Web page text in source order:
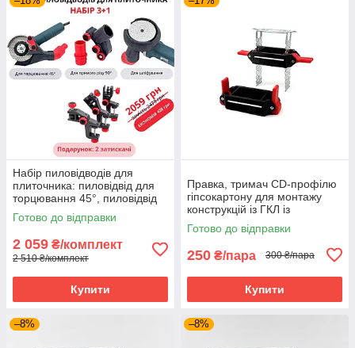
Набір пиловідводів для
плиточника: пиловідвід для
торцювання 45°, пиловідвід
для різу 90°, пиловідвід для
шліфування
Готово до відправки
2 059 ₴/комплект
2 510 ₴/комплект
Купити
Правка, тримач CD-профілю
гіпсокартону для монтажу
конструкцій із ГКЛ із
системою швидкої фіксації
комплект 2 шт
Готово до відправки
250 ₴/пара 300 ₴/пара
Купити
–8% –8%